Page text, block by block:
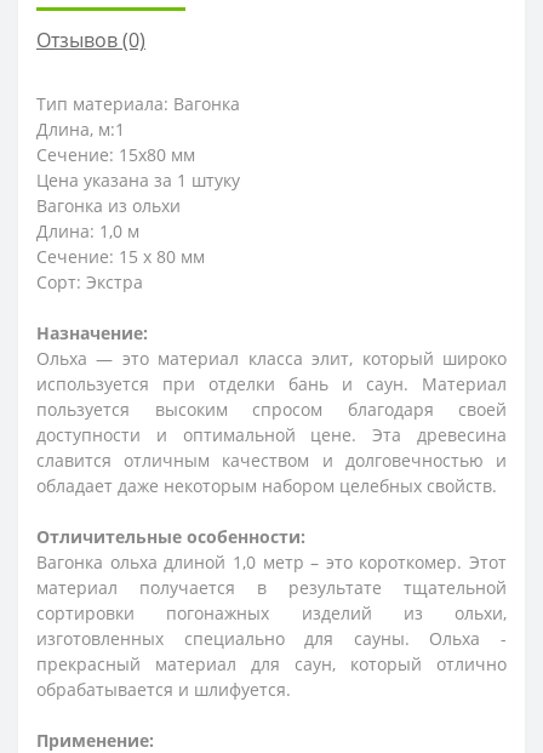
Отзывов (0)
Тип материала: Вагонка
Длина, м:1
Сечение: 15х80 мм
Цена указана за 1 штуку
Вагонка из ольхи
Длина: 1,0 м
Сечение: 15 х 80 мм
Сорт: Экстра
Назначение:
Ольха — это материал класса элит, который широко
используется при отделки бань и саун. Материал
пользуется высоким спросом благодаря своей
доступности и оптимальной цене. Эта древесина
славится отличным качеством и долговечностью и
обладает даже некоторым набором целебных свойств.
Отличительные особенности:
Вагонка ольха длиной 1,0 метр – это короткомер. Этот
материал получается в результате тщательной
сортировки погонажных изделий из ольхи,
изготовленных специально для сауны. Ольха -
прекрасный материал для саун, который отлично
обрабатывается и шлифуется.
Применение: